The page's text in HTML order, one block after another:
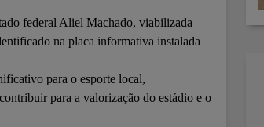
federal Aliel Machado, viabilizada
na placa informativa instalada
para o esporte local,
para a valorização do estádio e o